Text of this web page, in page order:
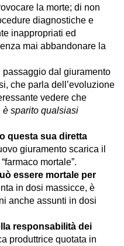
la morte; di non
diagnostiche e
inappropriati ed
mai abbandonare la
passaggio dal giuramento
che parla dell’evoluzione
vedere che
è sparito qualsiasi
questa sua diretta
giuramento scarica il
mortale”.
essere mortale per
in dosi massicce, è
anche assunti in dosi
responsabilità dei
produttrice quotata in